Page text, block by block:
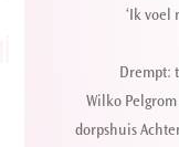
‘Ik voel
Drempt:
Wilko
dorpshuis